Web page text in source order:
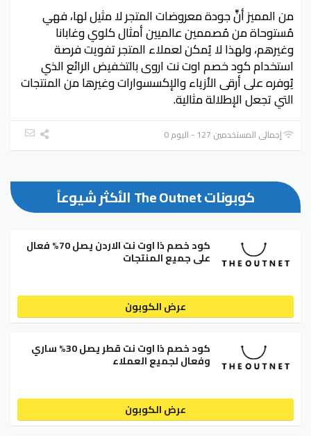
من المميز أنَّ جودة معروضات المتجر لا مثيل لها، فهي
مُستوحاة من مُصممين عالميين أمثال كلوي وغابانا
وغيرهم، ولهذا لا يُمكن لعملاء المتجر تفويت فرصة
استخدام كود خصم اوت نت اروى بالتخفيض الرائع الذي
يُوفره على أرقى الأزياء والإكسسوارات وغيرها من المنتجات
التي تجعل الإطلالة مثالية.
إجمالي المستخدمين 127 - اليوم 0
كوبونات The Outnet الأكثر شيوعاً
كود خصم ذا اوت نت الاردن يصل 70% فعال
على جميع المنتجات
عرض الكوبون
كود خصم ذا اوت نت قطر يصل 30% ساري
وفعال لجميع العملاء
عرض الكوبون